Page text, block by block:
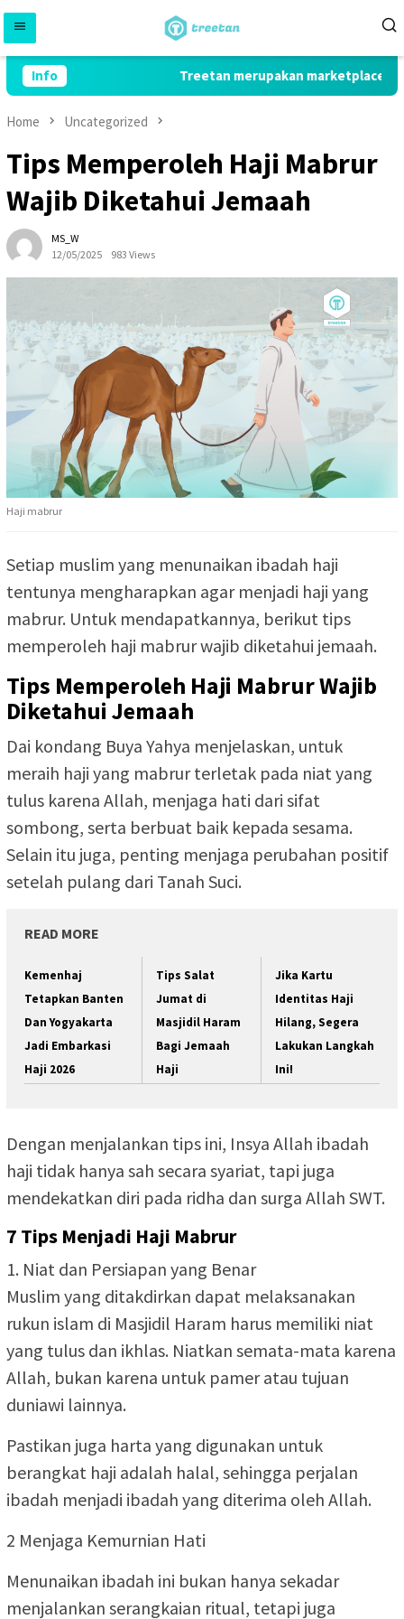
Skip
content
Info Treetan merupakan marketplace
Home Uncategorized
Tips Memperoleh Haji Mabrur
Wajib Diketahui Jemaah
MS_W
12/05/2025
983 Views
Haji mabrur
Setiap muslim yang menunaikan ibadah haji
tentunya mengharapkan agar menjadi haji yang
mabrur. Untuk mendapatkannya, berikut tips
memperoleh haji mabrur wajib diketahui jemaah.
Tips Memperoleh Haji Mabrur Wajib
Diketahui Jemaah
Dai kondang Buya Yahya menjelaskan, untuk
meraih haji yang mabrur terletak pada niat yang
tulus karena Allah, menjaga hati dari sifat
sombong, serta berbuat baik kepada sesama.
Selain itu juga, penting menjaga perubahan positif
setelah pulang dari Tanah Suci.
READ MORE
Kemenhaj
Tetapkan Banten
Dan Yogyakarta
Jadi Embarkasi
Haji 2026
Tips Salat
Jumat di
Masjidil Haram
Bagi Jemaah
Haji
Jika Kartu
Identitas Haji
Hilang, Segera
Lakukan Langkah
Ini!
Dengan menjalankan tips ini, Insya Allah ibadah
haji tidak hanya sah secara syariat, tapi juga
mendekatkan diri pada ridha dan surga Allah SWT.
7 Tips Menjadi Haji Mabrur
1. Niat dan Persiapan yang Benar
Muslim yang ditakdirkan dapat melaksanakan
rukun islam di Masjidil Haram harus memiliki niat
yang tulus dan ikhlas. Niatkan semata-mata karena
Allah, bukan karena untuk pamer atau tujuan
duniawi lainnya.
Pastikan juga harta yang digunakan untuk
berangkat haji adalah halal, sehingga perjalan
ibadah menjadi ibadah yang diterima oleh Allah.
2 Menjaga Kemurnian Hati
Menunaikan ibadah ini bukan hanya sekadar
menjalankan serangkaian ritual, tetapi juga